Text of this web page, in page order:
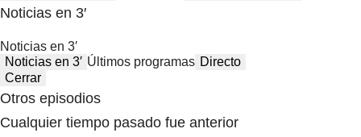
Noticias en 3′
Noticias en 3′
Noticias en 3′ Últimos programas Directo
Cerrar
Otros episodios
Cualquier tiempo pasado fue anterior